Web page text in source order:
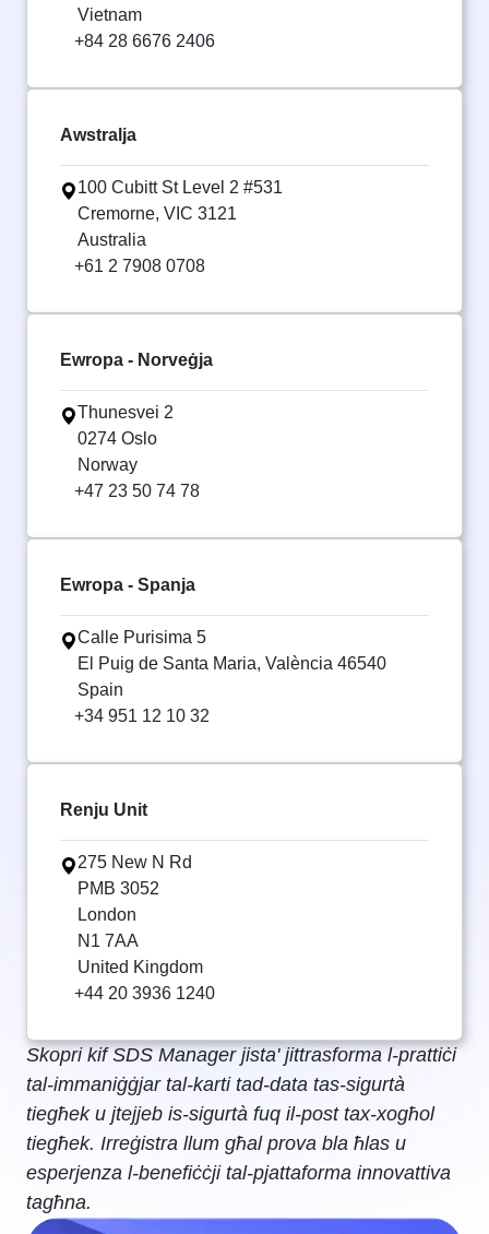
Vietnam
+84 28 6676 2406
Awstralja
100 Cubitt St Level 2 #531
Cremorne, VIC 3121
Australia
+61 2 7908 0708
Ewropa - Norveġja
Thunesvei 2
0274 Oslo
Norway
+47 23 50 74 78
Ewropa - Spanja
Calle Purisima 5
El Puig de Santa Maria, València 46540
Spain
+34 951 12 10 32
Renju Unit
275 New N Rd
PMB 3052
London
N1 7AA
United Kingdom
+44 20 3936 1240
Skopri kif SDS Manager jista' jittrasforma l-prattiċi
tal-immaniġġjar tal-karti tad-data tas-sigurtà
tiegħek u jtejjeb is-sigurtà fuq il-post tax-xogħol
tiegħek. Irreġistra llum għal prova bla ħlas u
esperjenza l-benefiċċji tal-pjattaforma innovattiva
tagħna.